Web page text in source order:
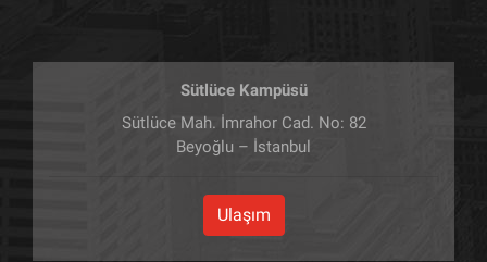
Sütlüce Kampüsü
Sütlüce Mah. İmrahor Cad. No: 82
Beyoğlu – İstanbul
Ulaşım